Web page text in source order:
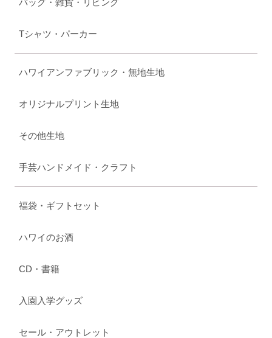
Tシャツ・パーカー
ハワイアンファブリック・無地生地
オリジナルプリント生地
その他生地
手芸ハンドメイド・クラフト
福袋・ギフトセット
ハワイのお酒
CD・書籍
入園入学グッズ
セール・アウトレット